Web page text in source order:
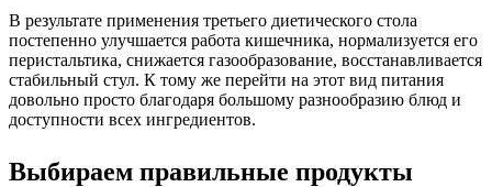
В результате применения третьего диетического стола
постепенно улучшается работа кишечника, нормализуется его
перистальтика, снижается газообразование, восстанавливается
стабильный стул. К тому же перейти на этот вид питания
довольно просто благодаря большому разнообразию блюд и
доступности всех ингредиентов.
Выбираем правильные продукты